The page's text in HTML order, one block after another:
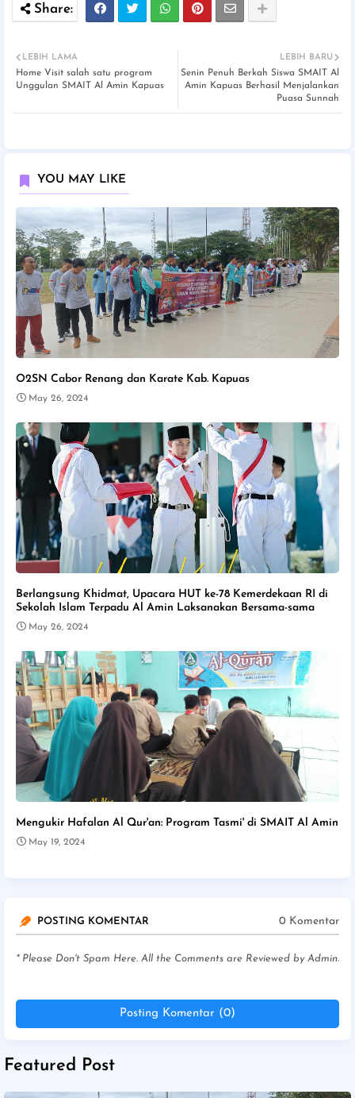
LEBIH BARU
Senin Penuh Berkah Siswa SMAIT Al
Amin Kapuas Berhasil Menjalankan
Puasa Sunnah
LEBIH LAMA
Home Visit salah satu program
Unggulan SMAIT Al Amin Kapuas
YOU MAY LIKE
O2SN Cabor Renang dan Karate Kab. Kapuas
May 26, 2024
Berlangsung Khidmat, Upacara HUT ke-78 Kemerdekaan RI di
Sekolah Islam Terpadu Al Amin Laksanakan Bersama-sama
May 26, 2024
Mengukir Hafalan Al Qur'an: Program Tasmi' di SMAIT Al Amin
May 19, 2024
POSTING KOMENTAR 0 Komentar
* Please Don't Spam Here. All the Comments are Reviewed by Admin.
Posting Komentar (0)
Featured Post